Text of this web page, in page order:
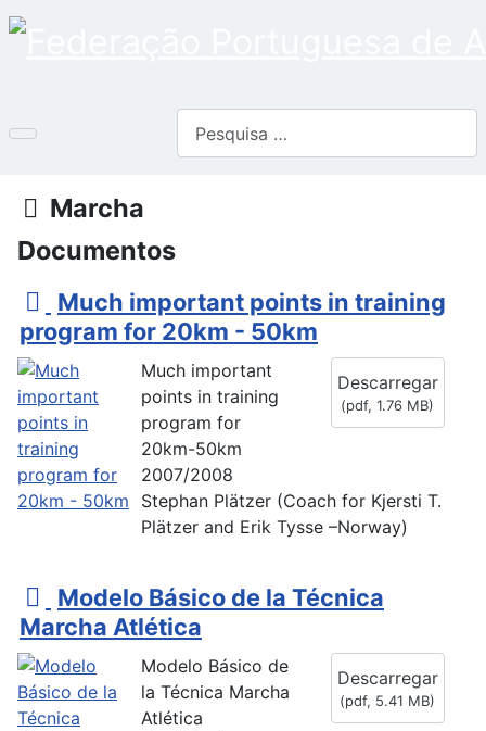
Pasta
Marcha
Documentos
p
d
f
Much important points in training
program for 20km - 50km
Descarregar
(pdf, 1.76 MB)
Much important
points in training
program for
20km-50km
2007/2008
Stephan Plätzer (Coach for Kjersti T.
Plätzer and Erik Tysse –Norway)
p
d
f
Modelo Básico de la Técnica
Marcha Atlética
Descarregar
(pdf, 5.41 MB)
Modelo Básico de
la Técnica Marcha
Atlética